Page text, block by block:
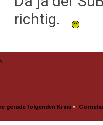
richtig.
gerade folgenden Krimi»